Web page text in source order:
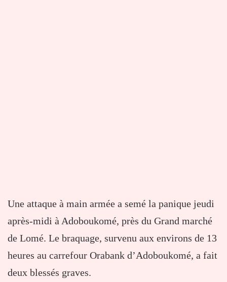
Une attaque à main armée a semé la panique jeudi
après-midi à Adoboukomé, près du Grand marché
de Lomé. Le braquage, survenu aux environs de 13
heures au carrefour Orabank d’Adoboukomé, a fait
deux blessés graves.